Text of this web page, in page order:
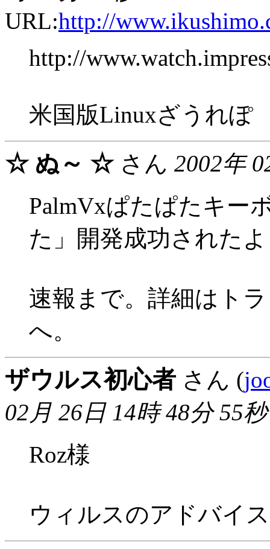
URL:http://
http://
米国版Linuxざうれぽ
☆ ぬ～ ☆ さん 2002年
PalmVxぱたぱたキー
た」開発成功された
速報まで。詳細はト
へ。
ザウルス初心者 さん (
02月 26日 14時 48分 55秒
Roz様
ウィルスのアドバイ